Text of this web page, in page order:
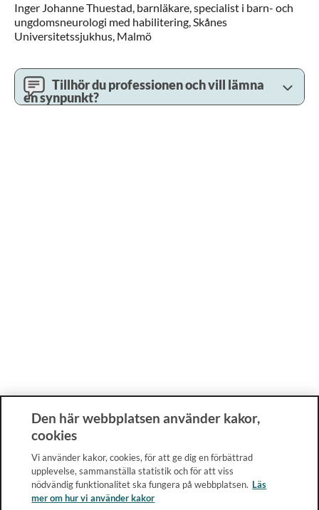
Inger JohanneThuestad, barnläkare, specialist i barn- och
ungdomsneurologi med habilitering,Skånes
Universitetssjukhus, Malmö
Tillhör du professionen och vill lämna
en synpunkt?
Den här webbplatsen använder kakor,
cookies
Vi använder kakor, cookies, för att ge dig en förbättrad
upplevelse, sammanställa statistik och för att viss
nödvändig funktionalitet ska fungera på webbplatsen. Läs
mer om hur vi använder kakor